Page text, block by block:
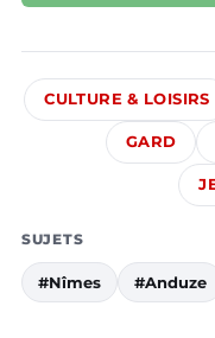
CULTURE & LOISIRS
GARD
SUJETS
#Nîmes #Anduze